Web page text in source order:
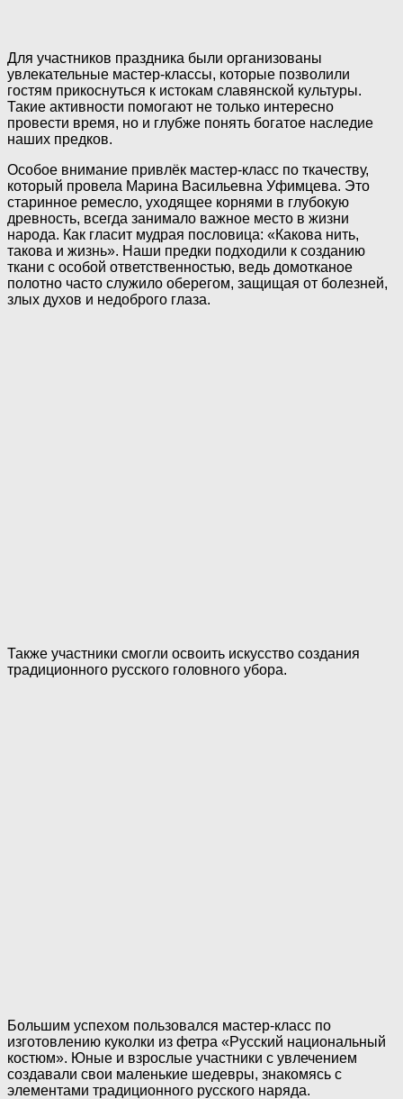
Для участников праздника были организованы
увлекательные мастер-классы, которые позволили
гостям прикоснуться к истокам славянской культуры.
Такие активности помогают не только интересно
провести время, но и глубже понять богатое наследие
наших предков.
Особое внимание привлёк мастер-класс по ткачеству,
который провела Марина Васильевна Уфимцева. Это
старинное ремесло, уходящее корнями в глубокую
древность, всегда занимало важное место в жизни
народа. Как гласит мудрая пословица: «Какова нить,
такова и жизнь». Наши предки подходили к созданию
ткани с особой ответственностью, ведь домотканое
полотно часто служило оберегом, защищая от болезней,
злых духов и недоброго глаза.
Также участники смогли освоить искусство создания
традиционного русского головного убора.
Большим успехом пользовался мастер-класс по
изготовлению куколки из фетра «Русский национальный
костюм». Юные и взрослые участники с увлечением
создавали свои маленькие шедевры, знакомясь с
элементами традиционного русского наряда.